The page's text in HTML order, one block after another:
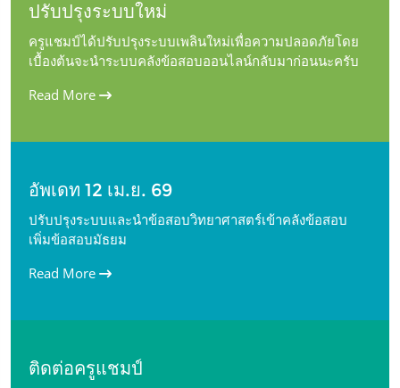
ปรับปรุงระบบใหม่
ครูแชมป์ได้ปรับปรุงระบบเพลินใหม่เพื่อความปลอดภัยโดย
เบื้องต้นจะนำระบบคลังข้อสอบออนไลน์กลับมาก่อนนะครับ
Read More
อัพเดท 12 เม.ย. 69
ปรับปรุงระบบและนำข้อสอบวิทยาศาสตร์เข้าคลังข้อสอบ
เพิ่มข้อสอบมัธยม
Read More
ติดต่อครูแชมป์